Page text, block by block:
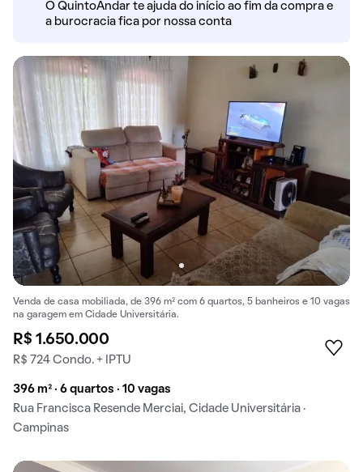
O QuintoAndar te ajuda do início ao fim da compra e
a burocracia fica por nossa conta
Venda de casa mobiliada, de 396 m² com 6 quartos, 5 banheiros e 10 vagas
na garagem em Cidade Universitária.
R$ 1.650.000
R$ 724 Condo. + IPTU
396 m² · 6 quartos · 10 vagas
Rua Francisca Resende Merciai, Cidade Universitária ·
Campinas